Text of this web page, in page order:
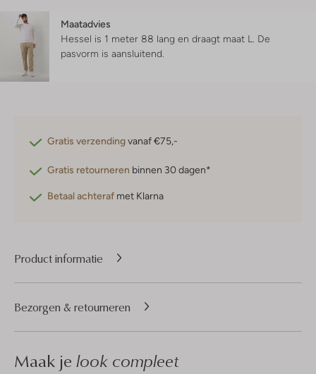
Maatadvies
Hessel is 1 meter 88 lang en draagt maat L. De
pasvorm is aansluitend
Gratis verzendingvanaf €75,-
Gratis retourneren binnen 30 dagen*
Betaal achteraf met Klarna
Product informatie
Bezorgen & retourneren
Maak je look compleet